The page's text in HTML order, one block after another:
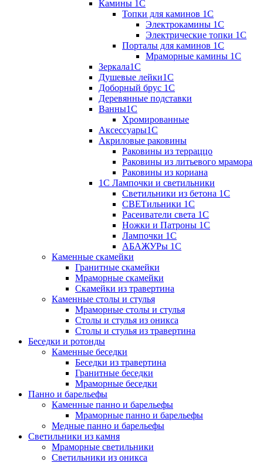
Камины 1C
Топки для каминов 1C
Электрокамины 1С
Электрические топки 1C
Порталы для каминов 1С
Мраморные камины 1C
Зеркала1С
Душевые лейки1С
Доборный брус 1С
Деревянные подставки
Ванны1С
Хромированные
Аксессуары1С
Акриловые раковины
Раковины из терраццо
Раковины из литьевого мрамора
Раковины из кориана
1С Лампочки и светильники
Светильники из бетона 1С
СВЕТильники 1С
Расеиватели света 1С
Ножки и Патроны 1С
Лампочки 1С
АБАЖУРы 1С
Каменные скамейки
Гранитные скамейки
Мраморные скамейки
Скамейки из травертина
Каменные столы и стулья
Мраморные столы и стулья
Столы и стулья из оникса
Столы и стулья из травертина
Беседки и ротонды
Каменные беседки
Беседки из травертина
Гранитные беседки
Мраморные беседки
Панно и барельефы
Каменные панно и барельефы
Мраморные панно и барельефы
Медные панно и барельефы
Светильники из камня
Мраморные светильники
Светильники из оникса